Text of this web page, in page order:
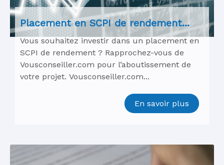
Placement en SCPI de rendement...
Vous souhaitez investir dans un placement en
SCPI de rendement ? Rapprochez-vous de
Vousconseiller.com pour l’aboutissement de
votre projet. Vousconseiller.com...
En savoir plus